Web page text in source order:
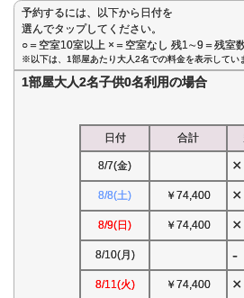
予約するには、以下から日付を
選んでタップしてください。
○＝空室10室以上 ×＝空室なし 残1∼9＝残室
※以下は、1部屋あたり大人2名での料金を表示してい
1部屋大人2名子供0名利用の場合
日付 合計
8/7(金) ×
8/8(土) ￥74,400 ×
8/9(日) ￥74,400 ×
8/10(月) -
8/11(火) ￥74,400 ×